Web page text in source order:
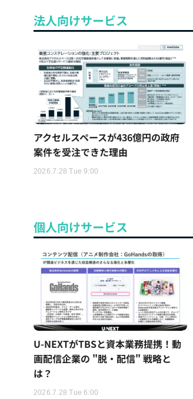
法人向けサービス
アクセルスペースが436億円の政府
案件を受注できた理由
2026.7.28 Tue 9:00
個人向けサービス
U-NEXTがTBSと資本業務提携！動
画配信企業の "脱・配信" 戦略と
は？
2026.7.28 Tue 6:00